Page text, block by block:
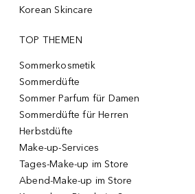
Korean Skincare
TOP THEMEN
Sommerkosmetik
Sommerdüfte
Sommer Parfum für Damen
Sommerdüfte für Herren
Herbstdüfte
Make-up-Services
Tages-Make-up im Store
Abend-Make-up im Store